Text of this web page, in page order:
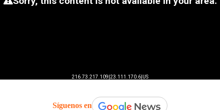
Síguenos en